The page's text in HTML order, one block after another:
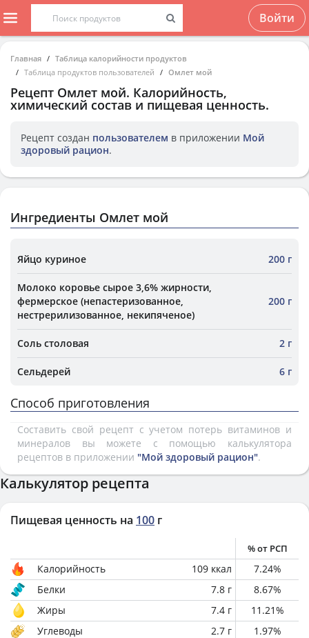
Войти
Главная
Таблица калорийности продуктов
Таблица продуктов пользователей
Омлет мой
Рецепт Омлет мой. Калорийность,
химический состав и пищевая ценность.
Рецепт создан пользователем в приложении Мой
здоровый рацион.
Ингредиенты Омлет мой
Яйцо куриное 200 г
Молоко коровье сырое 3,6% жирности,
фермерское (непастеризованное,
нестрерилизованное, некипяченое)
200 г
Соль столовая 2 г
Сельдерей 6 г
Способ приготовления
Составить свой рецепт с учетом потерь витаминов и
минералов вы можете с помощью калькулятора
рецептов в приложении "Мой здоровый рацион".
Калькулятор рецепта
Пищевая ценность на 100 г
% от РСП
Калорийность 109 ккал 7.24%
Белки
7.8 г 8.67%
Жиры
7.4 г 11.21%
Углеводы
2.7 г 1.97%